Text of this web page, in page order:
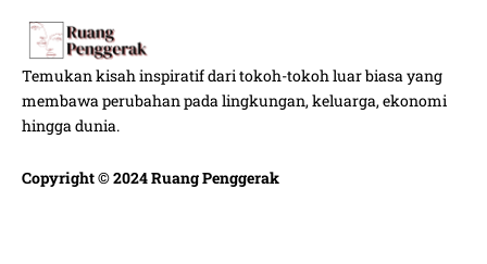
Temukan kisah inspiratif dari tokoh-tokoh luar biasa yang
membawa perubahan pada lingkungan, keluarga, ekonomi
hingga dunia.
Copyright © 2024 Ruang Penggerak